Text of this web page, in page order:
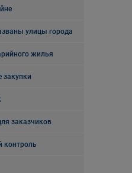
улицы города
жилья
закупки
заказчиков
контроль